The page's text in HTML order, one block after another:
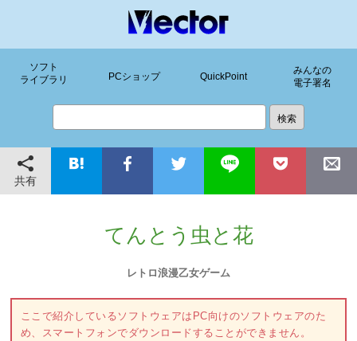
ソフト
ライブラリ
PCショップ QuickPoint
みんなの
電子署名
共有
てんとう虫と花
レトロ浪漫乙女ゲーム
ここで紹介しているソフトウェアはPC向けのソフトウェアのた
め、スマートフォンでダウンロードすることができません。